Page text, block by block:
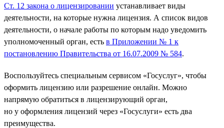
Ст. 12 закона о лицензировании устанавливает виды
деятельности, на которые нужна лицензия. А список видов
деятельности, о начале работы по которым надо уведомить
уполномоченный орган, есть в Приложении № 1 к
постановлению Правительства от 16.07.2009 № 584.
Воспользуйтесь специальным сервисом «Госуслуг», чтобы
оформить лицензию или разрешение онлайн. Можно
напрямую обратиться в лицензирующий орган,
но у оформления лицензий через «Госуслуги» есть два
преимущества.